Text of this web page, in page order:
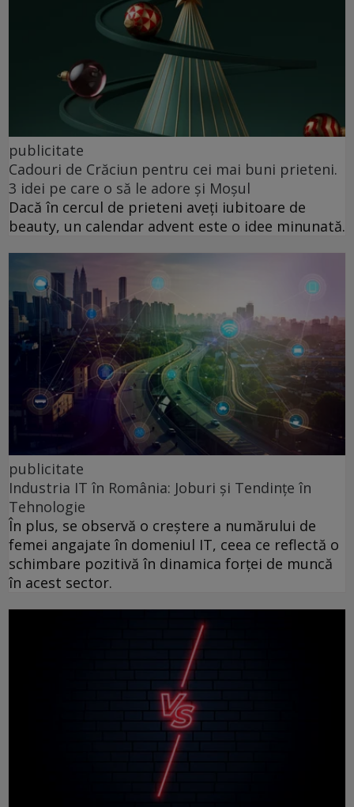
publicitate
Cadouri de Crăciun pentru cei mai buni prieteni.
3 idei pe care o să le adore și Moșul
Dacă în cercul de prieteni aveți iubitoare de
beauty, un calendar advent este o idee minunată.
publicitate
Industria IT în România: Joburi și Tendințe în
Tehnologie
În plus, se observă o creștere a numărului de
femei angajate în domeniul IT, ceea ce reflectă o
schimbare pozitivă în dinamica forței de muncă
în acest sector.